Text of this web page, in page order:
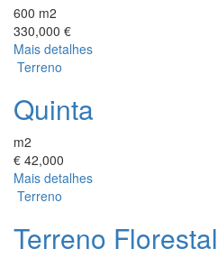
600 m2
330,000 €
Mais detalhes
Terreno
Quinta
m2
€ 42,000
Mais detalhes
Terreno
Terreno Florestal